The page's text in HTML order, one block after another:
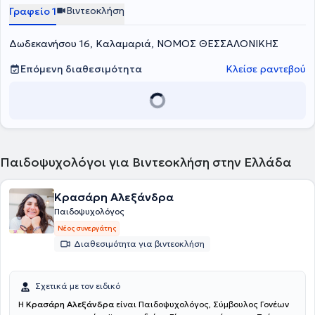
στη θεραπευτική υποστήριξη παιδιών και εφήβων.
Γραφείο 1 Βιντεοκλήση
Δωδεκανήσου 16, Καλαμαριά, ΝΟΜΟΣ ΘΕΣΣΑΛΟΝΙΚΗΣ
Επόμενη διαθεσιμότητα
Κλείσε ραντεβού
Παιδοψυχολόγοι για Βιντεοκλήση στην Ελλάδα
Κρασάρη Αλεξάνδρα
Παιδοψυχολόγος
Νέος συνεργάτης
Διαθεσιμότητα για βιντεοκλήση
Σχετικά με τον ειδικό
Η Κρασάρη Αλεξάνδρα είναι Παιδοψυχολόγος, Σύμβουλος Γονέων